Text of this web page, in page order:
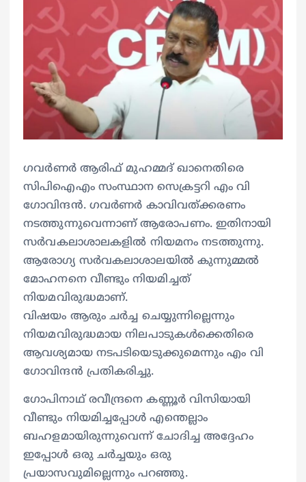
ഗവർണർ ആരിഫ് മുഹമ്മദ് ഖാനെതിരെ
സിപിഐഎം സംസ്ഥാന സെക്രട്ടറി എം വി
ഗോവിന്ദൻ. ഗവർണർ കാവിവത്ക്കരണം
നടത്തുന്നുവെന്നാണ് ആരോപണം. ഇതിനായി
സർവകലാശാലകളിൽ നിയമനം നടത്തുന്നു.
ആരോഗ്യ സർവകലാശാലയിൽ കുന്നുമ്മൽ
മോഹനനെ വീണ്ടും നിയമിച്ചത്
നിയമവിരുദ്ധമാണ്.
വിഷയം ആരും ചർച്ച ചെയ്യുന്നില്ലെന്നും
നിയമവിരുദ്ധമായ നിലപാടുകൾക്കെതിരെ
ആവശ്യമായ നടപടിയെടുക്കുമെന്നും എം വി
ഗോവിന്ദൻ പ്രതികരിച്ചു.
ഗോപിനാഥ് രവീന്ദ്രനെ കണ്ണൂർ വിസിയായി
വീണ്ടും നിയമിച്ചപ്പോൾ എന്തെല്ലാം
ബഹളമായിരുന്നുവെന്ന് ചോദിച്ച അദ്ദേഹം
ഇപ്പോൾ ഒരു ചർച്ചയും ഒരു
പ്രയാസവുമില്ലെന്നും പറഞ്ഞു.